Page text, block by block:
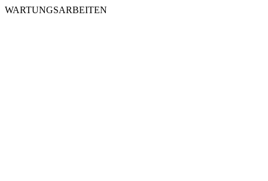
WARTUNGSARBEITEN